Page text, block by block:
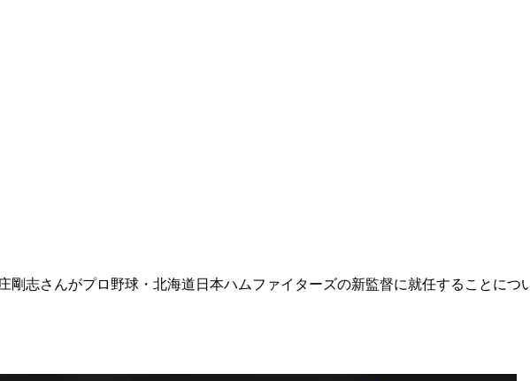
剛志さんがプロ野球・北海道日本ハムファイターズの新監督に就任することにつ